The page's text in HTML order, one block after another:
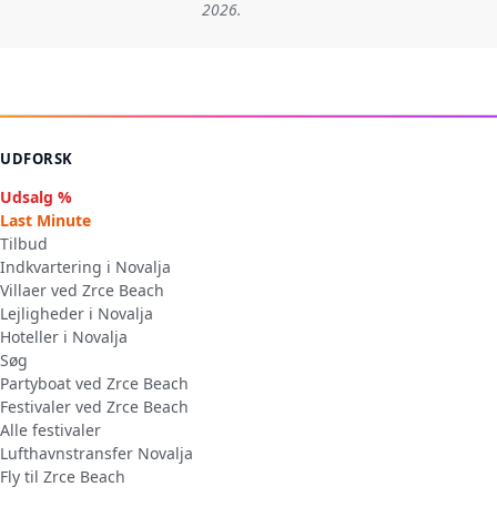
2026.
UDFORSK
Udsalg %
Last Minute
Tilbud
Indkvartering i Novalja
Villaer ved Zrce Beach
Lejligheder i Novalja
Hoteller i Novalja
Søg
Partyboat ved Zrce Beach
Festivaler ved Zrce Beach
Alle festivaler
Lufthavnstransfer Novalja
Fly til Zrce Beach